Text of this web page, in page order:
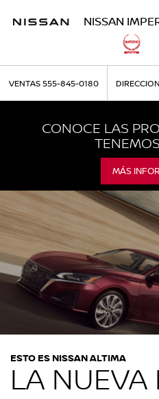
NISSAN
VENTAS555-845-0180
CONOCE LAS
MÁS
ESTO ES NISSAN ALTIMA
LA NUEVA